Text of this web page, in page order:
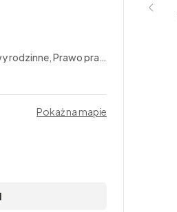
Prawo pracy
Pokaż na mapie